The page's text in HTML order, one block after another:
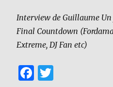
Interview de Guillaume
Final Countdown
Extreme, DJ Fan etc)
F